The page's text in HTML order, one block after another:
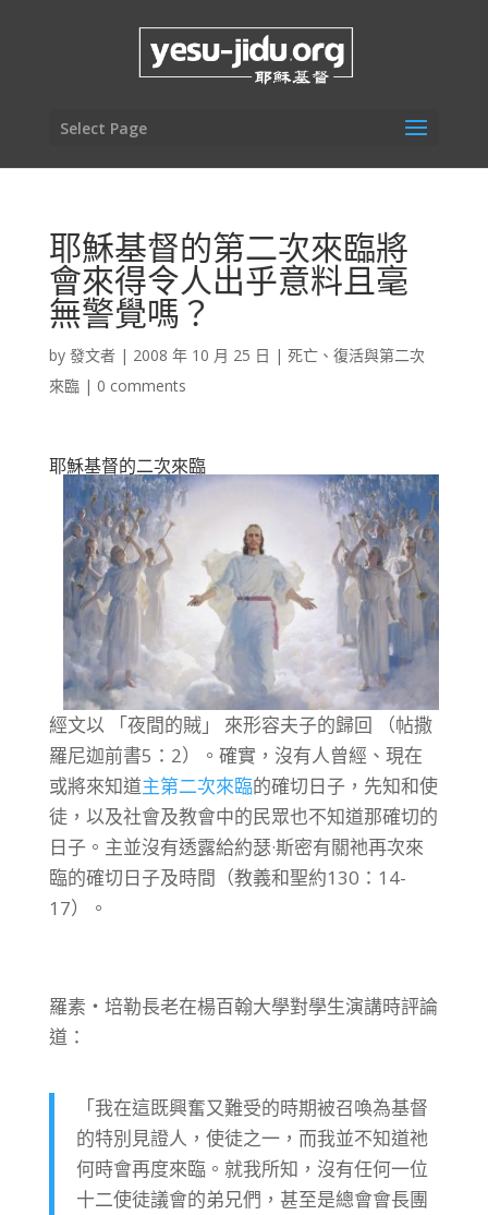
Select Page
耶穌基督的第二次來臨將
會來得令人出乎意料且毫
無警覺嗎？
by 發文者| 2008 年 10 月 25 日 | 死亡、復活與第二次
來臨| 0 comments
耶穌基督的二次來臨
經文以 「夜間的賊」 來形容夫子的歸回 （帖撒
羅尼迦前書5：2）。確實，沒有人曾經、現在
或將來知道主第二次來臨的確切日子，先知和使
徒，以及社會及教會中的民眾也不知道那確切的
日子。主並沒有透露給約瑟·斯密有關祂再次來
臨的確切日子及時間（教義和聖約130：14-
17）。
羅素‧培勒長老在楊百翰大學對學生演講時評論
道：
「我在這既興奮又難受的時期被召喚為基督
的特別見證人，使徒之一，而我並不知道祂
何時會再度來臨。就我所知，沒有任何一位
十二使徒議會的弟兄們，甚至是總會會長團